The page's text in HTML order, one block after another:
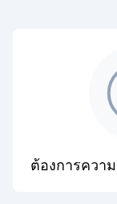
ต้องการควา